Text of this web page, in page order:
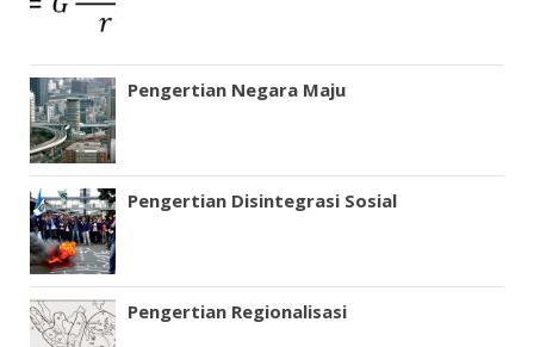
Pengertian Negara Maju
Pengertian Disintegrasi Sosial
Pengertian Regionalisasi